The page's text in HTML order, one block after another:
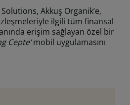
Akkuş Organik’e,
ilgili tüm finansal
erişim sağlayan özel bir
Cepte’mobil uygulamasını